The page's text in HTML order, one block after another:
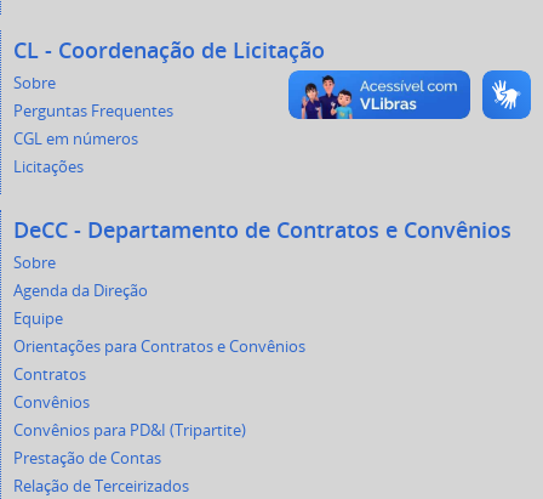
CL - Coordenação de Licitação
Sobre
Perguntas Frequentes
CGL em números
Licitações
DeCC - Departamento de Contratos e Convênios
Sobre
Agenda da Direção
Equipe
Orientações para Contratos e Convênios
Contratos
Convênios
Convênios para PD&I (Tripartite)
Prestação de Contas
Relação de Terceirizados